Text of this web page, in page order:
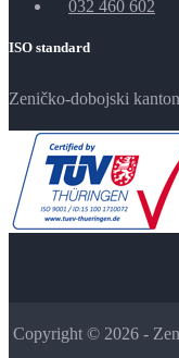
032 460 602
ISO standard
Zeničko-dobojski
Copyright © 2026 -